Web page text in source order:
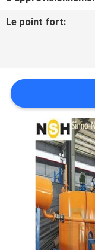
NOUS
DEMANDEZ
UNE
CITATION
PLAN
Le point fort: